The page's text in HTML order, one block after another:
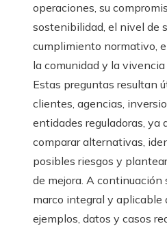
operaciones, su
sostenibilidad, el nivel de
cumplimiento normativo,
la comunidad y la
Estas preguntas resultan
clientes, agencias,
entidades reguladoras, ya
comparar alternativas,
posibles riesgos y
de mejora. A continuación
marco integral y aplicable
ejemplos, datos y casos